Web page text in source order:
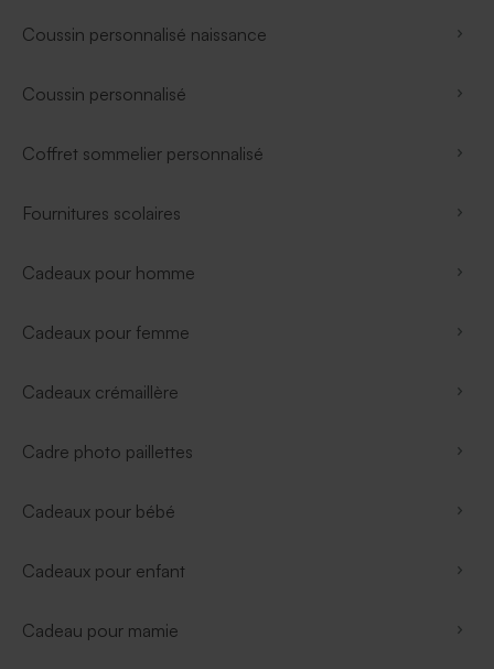
Coussin personnalisé naissance
Coussin personnalisé
Coffret sommelier personnalisé
Fournitures scolaires
Cadeaux pour homme
Cadeaux pour femme
Cadeaux crémaillère
Cadre photo paillettes
Cadeaux pour bébé
Cadeaux pour enfant
Cadeau pour mamie